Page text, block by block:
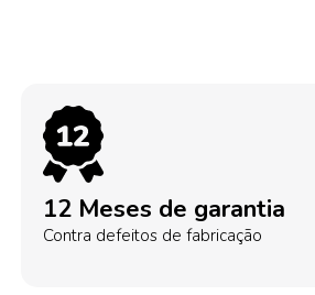
12 Meses de garantia
Contra defeitos de fabricação